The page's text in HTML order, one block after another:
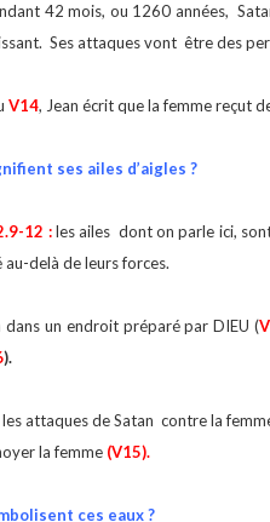
42 mois, ou 1260 années,
Ses attaques vont être des
V14, Jean écrit que la femme reçut
ses ailes d’aigles ?
12 :les ailes dont on parle ici,
au-delà de leurs forces.
dans un endroit préparé par DIEU (
).
attaques de Satan contre la
la femme (V15).
ces eaux ?